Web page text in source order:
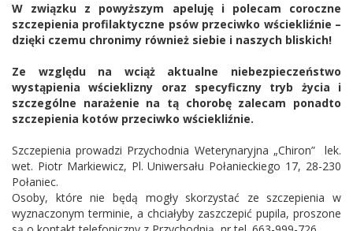
W związku z powyższym apeluję i polecam coroczne
szczepienia profilaktyczne psów przeciwko wściekliźnie –
dzięki czemu chronimy również siebie i naszych bliskich!
Ze względu na wciąż aktualne niebezpieczeństwo
wystąpienia wścieklizny oraz specyficzny tryb życia i
szczególne narażenie na tą chorobę zalecam ponadto
szczepienia kotów przeciwko wściekliźnie.
Szczepienia prowadzi Przychodnia Weterynaryjna „Chiron” lek.
wet. Piotr Markiewicz, Pl. Uniwersału Połanieckiego 17, 28-230
Połaniec.
Osoby, które nie będą mogły skorzystać ze szczepienia w
wyznaczonym terminie, a chciałyby zaszczepić pupila, proszone